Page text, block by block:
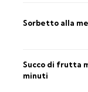
Sorbetto alla
Succo di frutta
minuti